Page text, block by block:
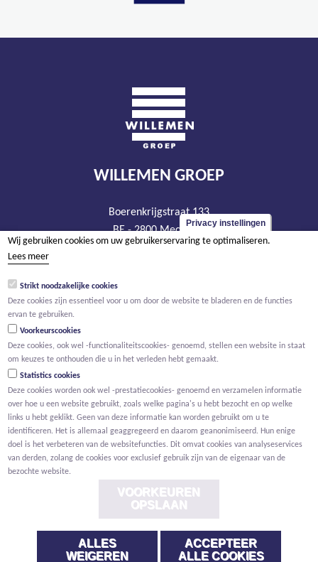
WILLEMEN GROEP
Boerenkrijgstraat 133
BE - 2800 Mechelen
tel +32 15 569 965
BTW BE 0466.256.432
Privacy Cookies Melding klokkenluider
Privacy instellingen
Wij gebruiken cookies om uw gebruikerservaring te optimaliseren.
Lees meer
Strikt noodzakelijke cookies
Deze cookies zijn essentieel voor u om door de website te bladeren en de functies
ervan te gebruiken.
Voorkeurscookies
Deze cookies, ook wel -functionaliteitscookies- genoemd, stellen een website in staat
om keuzes te onthouden die u in het verleden hebt gemaakt.
Statistics cookies
Deze cookies worden ook wel -prestatiecookies- genoemd en verzamelen informatie
over hoe u een website gebruikt, zoals welke pagina's u hebt bezocht en op welke
links u hebt geklikt. Geen van deze informatie kan worden gebruikt om u te
identificeren. Het is allemaal geaggregeerd en daarom geanonimiseerd. Hun enige
doel is het verbeteren van de websitefuncties. Dit omvat cookies van analyseservices
van derden, zolang de cookies voor exclusief gebruik zijn van de eigenaar van de
bezochte website.
VOORKEUREN
OPSLAAN
ALLES
WEIGEREN
ACCEPTEER
ALLE COOKIES